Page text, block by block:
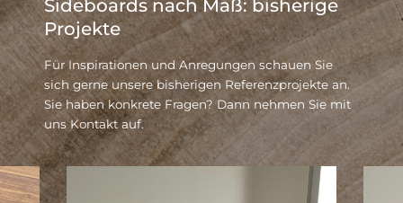
Sideboards nach Maß: bisherige
Projekte
Für Inspirationen und Anregungen schauen Sie
sich gerne unsere bisherigen Referenzprojekte an.
Sie haben konkrete Fragen? Dann nehmen Sie mit
uns Kontakt auf.